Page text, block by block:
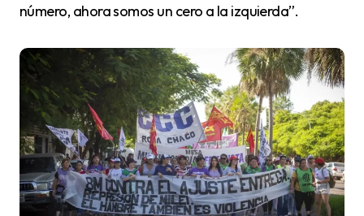
número, ahora somos un cero a la izquierda”.